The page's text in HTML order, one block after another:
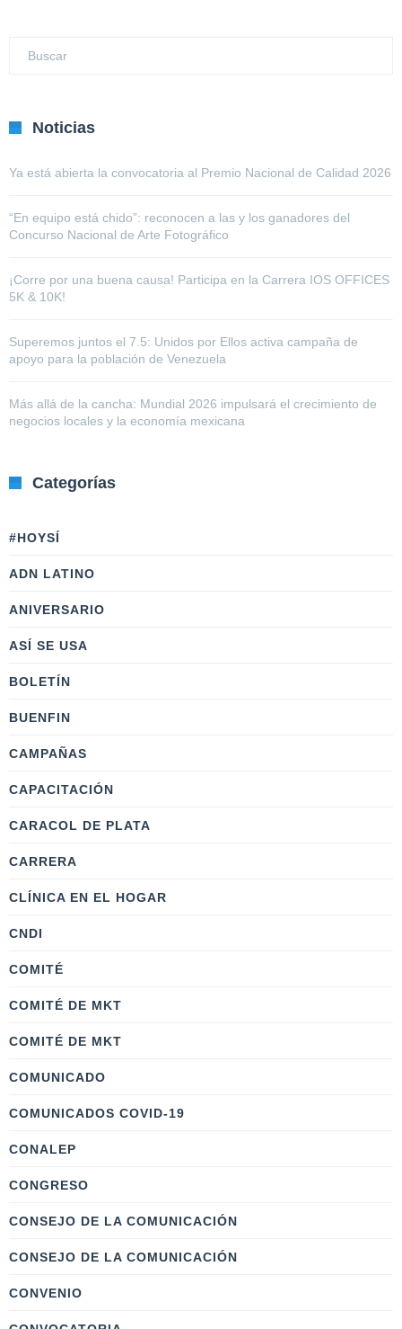
Noticias
Ya está abierta la convocatoria al Premio Nacional de Calidad 2026
“En equipo está chido”: reconocen a las y los ganadores del
Concurso Nacional de Arte Fotográfico
¡Corre por una buena causa! Participa en la Carrera IOS OFFICES
5K & 10K!
Superemos juntos el 7.5: Unidos por Ellos activa campaña de
apoyo para la población de Venezuela
Más allá de la cancha: Mundial 2026 impulsará el crecimiento de
negocios locales y la economía mexicana
Categorías
#HOYSÍ
ADN LATINO
ANIVERSARIO
ASÍ SE USA
BOLETÍN
BUENFIN
CAMPAÑAS
CAPACITACIÓN
CARACOL DE PLATA
CARRERA
CLÍNICA EN EL HOGAR
CNDI
COMITÉ
COMITÉ DE MKT
COMITÉ DE MKT
COMUNICADO
COMUNICADOS COVID-19
CONALEP
CONGRESO
CONSEJO DE LA COMUNICACIÓN
CONSEJO DE LA COMUNICACIÓN
CONVENIO